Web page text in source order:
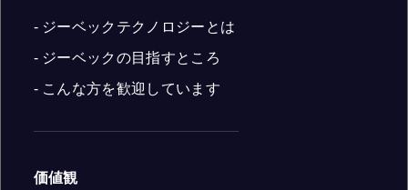
- ジーベックテクノロジーとは
- ジーベックの目指すところ
- こんな方を歓迎しています
価値観